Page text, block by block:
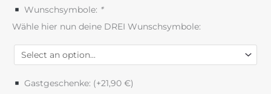
Wunschsymbole: *
Wähle hier nun deine DREI Wunschsymbole:
Gastgeschenke: (+21,90 €)